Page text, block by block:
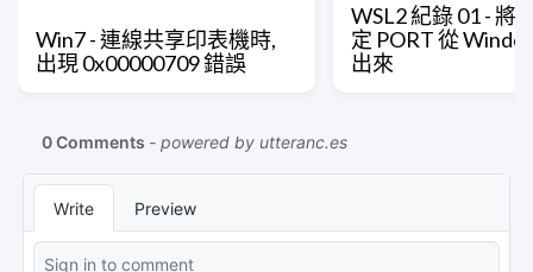
Win7 - 連線共享印表機時,
出現 0x00000709 錯誤
WSL2 紀錄 01 - 將
定 PORT 從
出來